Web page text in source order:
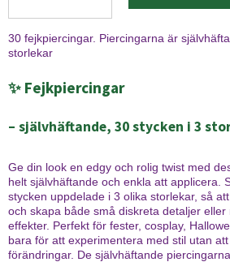
30 fejkpiercingar. Piercingarna är
storlekar
✨ Fejkpiercingar
– självhäftande, 30 stycken i 3
Ge din look en edgy och rolig twist med
helt självhäftande och enkla att applicera.
stycken uppdelade i 3 olika storlekar, så
och skapa både små diskreta detaljer
effekter. Perfekt för fester, cosplay,
bara för att experimentera med stil utan
förändringar. De självhäftande